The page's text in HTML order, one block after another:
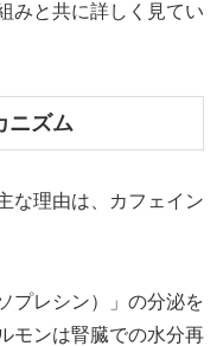
みと共に詳しく見てい
ニズム
な理由は、カフェイン
プレシン）」の分泌を
モンは腎臓での水分再